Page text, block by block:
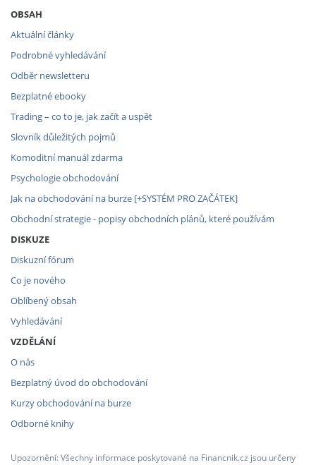
OBSAH
Aktuální články
Podrobné vyhledávání
Odběr newsletteru
Bezplatné ebooky
Trading – co to je, jak začít a uspět
Slovník důležitých pojmů
Komoditní manuál zdarma
Psychologie obchodování
Jak na obchodování na burze [+SYSTÉM PRO ZAČÁTEK]
Obchodní strategie - popisy obchodních plánů, které používám
DISKUZE
Diskuzní fórum
Co je nového
Oblíbený obsah
Vyhledávání
VZDĚLÁNÍ
O nás
Bezplatný úvod do obchodování
Kurzy obchodování na burze
Odborné knihy
Upozornění: Všechny informace poskytované na Financnik.cz jsou určeny